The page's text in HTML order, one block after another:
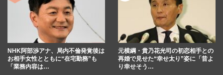
NHK阿部渉アナ、局内不倫発覚後は
お相手女性とともに“在宅勤務”も
「業務内容は…
元横綱・貴乃花光司の初恋相手との
再婚で見せた“幸せ太り”姿に「昔よ
り幸せそう…